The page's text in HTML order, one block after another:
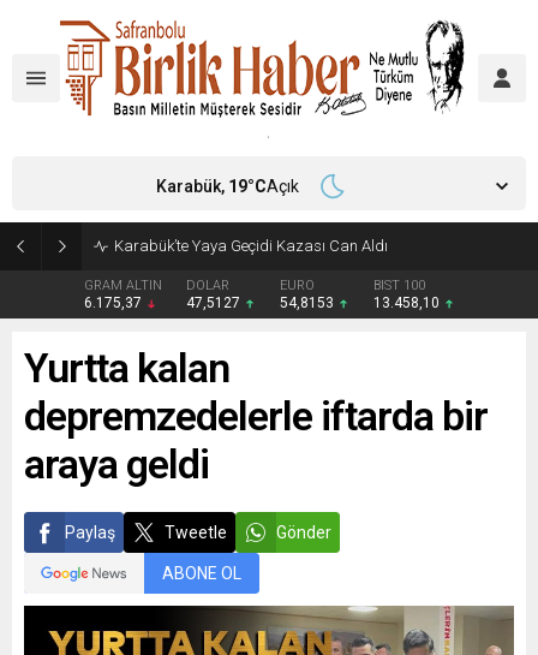
Karabük’te Yaya Geçidi Kazası Can Aldı
GRAM ALTIN
6.175,37
DOLAR
47,5127
EURO
54,8153
BIST 100
13.458,10
Karabük, 19°CAçık
Yurtta kalan
depremzedelerle iftarda bir
araya geldi
Paylaş Tweetle Gönder
ABONE OL